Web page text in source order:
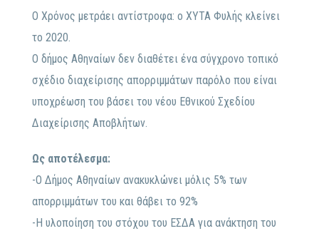
Ο Χρόνος μετράει αντίστροφα: ο ΧΥΤΑ Φυλής κλείνει
το 2020.
Ο δήμος Αθηναίων δεν διαθέτει ένα σύγχρονο τοπικό
σχέδιο διαχείρισης απορριμμάτων παρόλο που είναι
υποχρέωση του βάσει του νέου Εθνικού Σχεδίου
Διαχείρισης Αποβλήτων.
Ως αποτέλεσμα:
-Ο Δήμος Αθηναίων ανακυκλώνει μόλις 5% των
απορριμμάτων του και θάβει το 92%
-Η υλοποίηση του στόχου του ΕΣΔΑ για ανάκτηση του